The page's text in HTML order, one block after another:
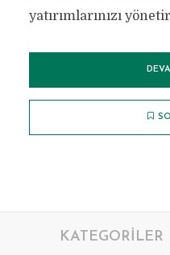
yatırımlarınızı
KATEGORILER